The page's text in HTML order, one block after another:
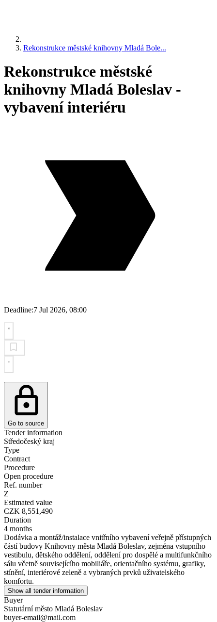
Rekonstrukce městské knihovny Mladá Bole...
Rekonstrukce městské
knihovny Mladá Boleslav -
vybavení interiéru
Deadline:7 Jul 2026, 08:00
Go to source
Tender information
Středočeský kraj
Type
Contract
Procedure
Open procedure
Ref. number
Z
Estimated value
CZK 8,551,490
Duration
4 months
Dodávka a montáž/instalace vnitřního vybavení veřejně přístupných
částí budovy Knihovny města Mladá Boleslav, zejména vstupního
vestibulu, dětského oddělení, oddělení pro dospělé a multifunkčního
sálu včetně souvisejícího mobiliáře, orientačního systému, grafiky,
stínění, interiérové zeleně a vybraných prvků uživatelského
komfortu.
Show all tender information
Buyer
Statutární město Mladá Boleslav
buyer-email@mail.com